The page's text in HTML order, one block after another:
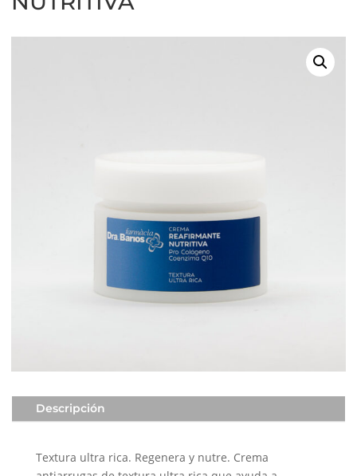
Descripción
Textura ultra rica. Regenera y nutre. ​Crema